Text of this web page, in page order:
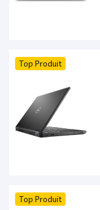
Top Produit
Top Produit